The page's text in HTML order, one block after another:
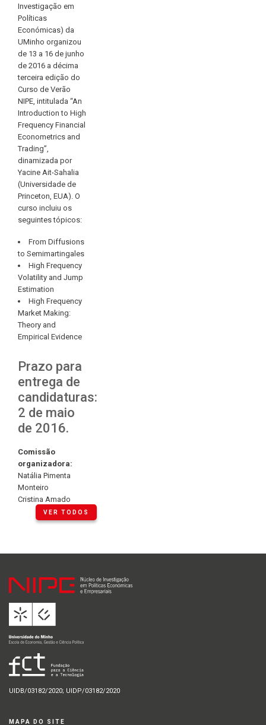
Investigação em
Políticas
Económicas) da
UMinho organizou
de 13 a 16 de junho
de 2016 a décima
terceira edição do
Curso de Verão
NIPE, intitulada “An
Introduction to High
Frequency Financial
Econometrics and
Trading”,
dinamizada por
Yacine Ait-Sahalia
(Universidade de
Princeton, EUA). O
curso incluiu os
seguintes tópicos:
From Diffusions
to Semimartingales
High Frequency
Volatility and Jump
Estimation
High Frequency
Market Making:
Theory and
Empirical Evidence
Prazo para
entrega de
candidaturas:
2 de maio
de 2016.
Comissão
organizadora:
Natália Pimenta
Monteiro
Cristina Amado
VER TODOS
UIDB/03182/2020; UIDP/03182/2020
MAPA DO SITE